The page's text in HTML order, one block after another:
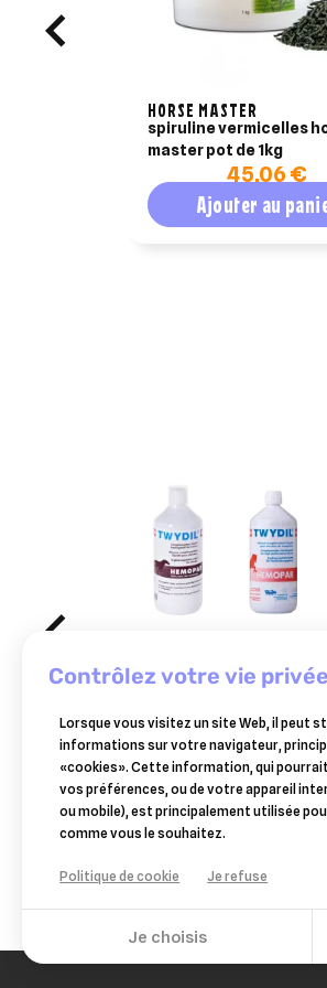
HORSE MASTER
spiruline vermicelles
master pot de 1kg
45,06 €
Ajouter au
TWYDIL
twydil hemopar bidon 1
22,38 €
Ajouter au
contrôlez votre vie privée
Lorsque vous visitez un site Web, il peut
informations sur votre navigateur,
«cookies». Cette information, qui
vos préférences, ou de votre appareil
ou mobile), est principalement utilisée
comme vous le souhaitez.
Politique de cookie Je refuse
Je choisis